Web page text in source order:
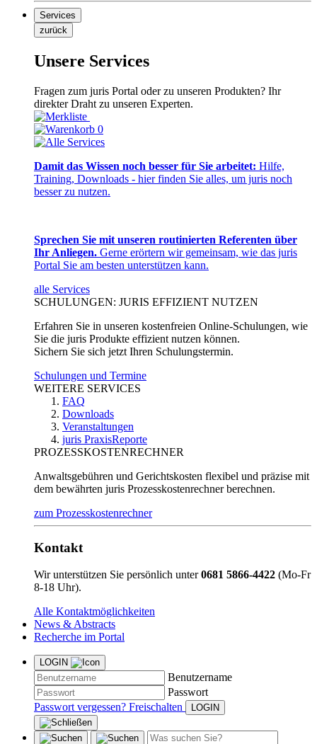
Services
zurück
Unsere Services
Fragen zum juris Portal oder zu unseren Produkten? Ihr
direkter Draht zu unseren Experten.
0
Damit das Wissen noch besser für Sie arbeitet: Hilfe,
Training, Downloads - hier finden Sie alles, um juris noch
besser zu nutzen.
Sprechen Sie mit unseren routinierten Referenten über
Ihr Anliegen. Gerne erörtern wir gemeinsam, wie das juris
Portal Sie am besten unterstützen kann.
alle Services
SCHULUNGEN: JURIS EFFIZIENT NUTZEN
Erfahren Sie in unseren kostenfreien Online-Schulungen, wie
Sie die juris Produkte effizient nutzen können.
Sichern Sie sich jetzt Ihren Schulungstermin.
Schulungen und Termine
WEITERE SERVICES
FAQ
Downloads
Veranstaltungen
juris PraxisReporte
PROZESSKOSTENRECHNER
Anwaltsgebühren und Gerichtskosten flexibel und präzise mit
dem bewährten juris Prozesskostenrechner berechnen.
zum Prozesskostenrechner
Kontakt
Wir unterstützen Sie persönlich unter0681 5866-4422 (Mo-Fr
8-18 Uhr).
Alle Kontaktmöglichkeiten
News & Abstracts
Recherche im Portal
LOGIN
Benutzername
Passwort
Passwort vergessen? Freischalten